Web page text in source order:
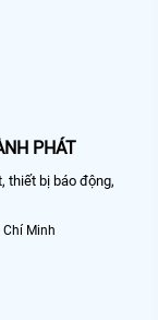
PHÁT
thiết bị báo động,
Chí Minh